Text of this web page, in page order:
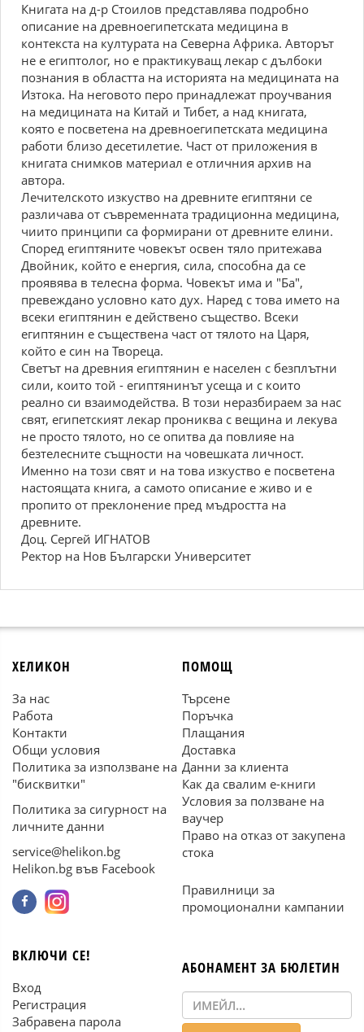
Книгата на д-р Стоилов представлява подробно
описание на древноегипетската медицина в
контекста на културата на Северна Африка. Авторът
не е египтолог, но е практикуващ лекар с дълбоки
познания в областта на историята на медицината на
Изтока. На неговото перо принадлежат проучвания
на медицината на Китай и Тибет, а над книгата,
която е посветена на древноегипетската медицина
работи близо десетилетие. Част от приложения в
книгата снимков материал е отличния архив на
автора.
Лечителското изкуство на древните египтяни се
различава от съвременната традиционна медицина,
чиито принципи са формирани от древните елини.
Според египтяните човекът освен тяло притежава
Двойник, който е енергия, сила, способна да се
проявява в телесна форма. Човекът има и "Ба",
превеждано условно като дух. Наред с това името на
всеки египтянин е действено същество. Всеки
египтянин е съществена част от тялото на Царя,
който е син на Твореца.
Светът на древния египтянин е населен с безплътни
сили, които той - египтянинът усеща и с които
реално си взаимодейства. В този неразбираем за нас
свят, египетският лекар прониква с вещина и лекува
не просто тялото, но се опитва да повлияе на
безтелесните същности на човешката личност.
Именно на този свят и на това изкуство е посветена
настоящата книга, а самото описание е живо и е
пропито от преклонение пред мъдростта на
древните.
Доц. Сергей ИГНАТОВ
Ректор на Нов Български Университет
ХЕЛИКОН
За нас
Работа
Контакти
Общи условия
Политика за използване на
"бисквитки"
Политика за сигурност на
личните данни
service@helikon.bg
Helikon.bg във Facebook
ПОМОЩ
Търсене
Поръчка
Плащания
Доставка
Данни за клиента
Как да свалим е-книги
Условия за ползване на
ваучер
Право на отказ от закупена
стока
Правилници за
промоционални кампании
ВКЛЮЧИ СЕ!
Вход
Регистрация
Забравена парола
АБОНАМЕНТ ЗА БЮЛЕТИН